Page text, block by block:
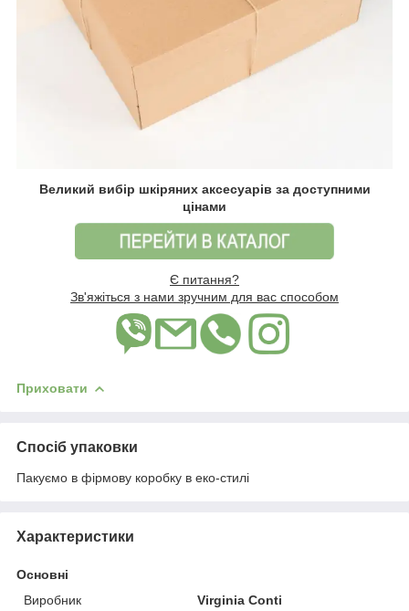
Великий вибір шкіряних аксесуарів за доступними
цінами
Є питання?
Зв'яжіться з нами зручним для вас способом
Приховати
Спосіб упаковки
Пакуємо в фірмову коробку в еко-стилі
Характеристики
Основні
Виробник
Virginia Conti